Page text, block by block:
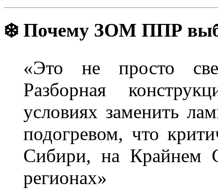
❄️ Почему ЗОМ ППР
«Это не просто
Разборная
условиях заменить
подогревом, что
Сибири, на Крайнем
регионах»